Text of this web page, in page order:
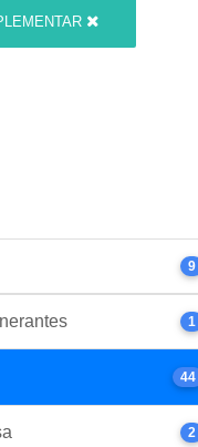
9
1
44
2